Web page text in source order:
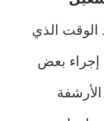
الوقت الذي
إجراء بعض